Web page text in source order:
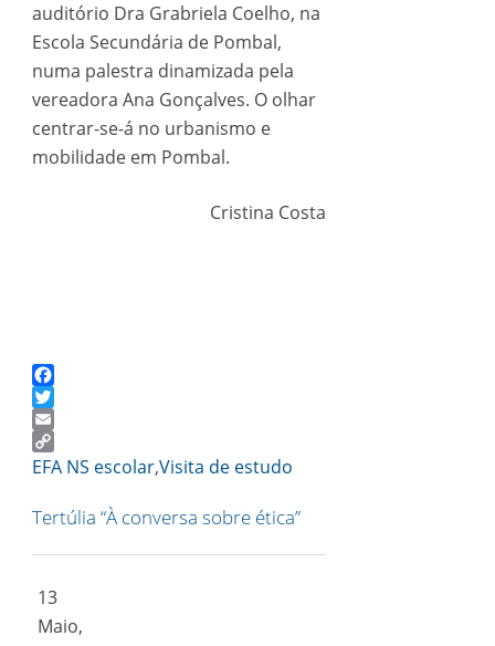
auditório Dra Grabriela Coelho, na
Escola Secundária de Pombal,
numa palestra dinamizada pela
vereadora Ana Gonçalves. O olhar
centrar-se-á no urbanismo e
mobilidade em Pombal.
Cristina Costa
Facebook
Twitter
Email
Copy
EFA NS escolar,Visita de estudo
Tertúlia “À conversa sobre ética”
13
Maio,